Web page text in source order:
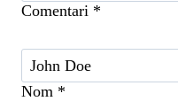
Comentari *
Nom *